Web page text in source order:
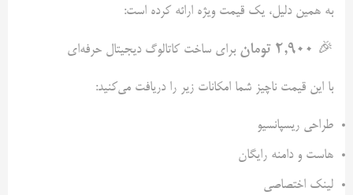
به همین دلیل، یک قیمت ویژه ارائه کرده است:
🎉 ۲,۹۰۰ تومان برای ساخت کاتالوگ دیجیتال حرفه‌ای
با این قیمت ناچیز شما امکانات زیر را دریافت می‌کنید:
طراحی ریسپانسیو
هاست و دامنه رایگان
لینک اختصاصی